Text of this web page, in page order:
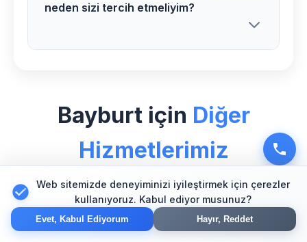
Market web tasarım müşterilerimize 1 yıl
veriyoruz.
neden sizi tercih etmeliyim?
teknolojiler ve kanıtlanmış başarı
hikayelerimizle fark yaratıyoruz.
Bayburt için Diğer
Hizmetlerimiz
🛒
Web sitemizde deneyiminizi iyileştirmek için çerezler
kullanıyoruz. Kabul ediyor musunuz?
Evet, Kabul Ediyorum Hayır, Reddet